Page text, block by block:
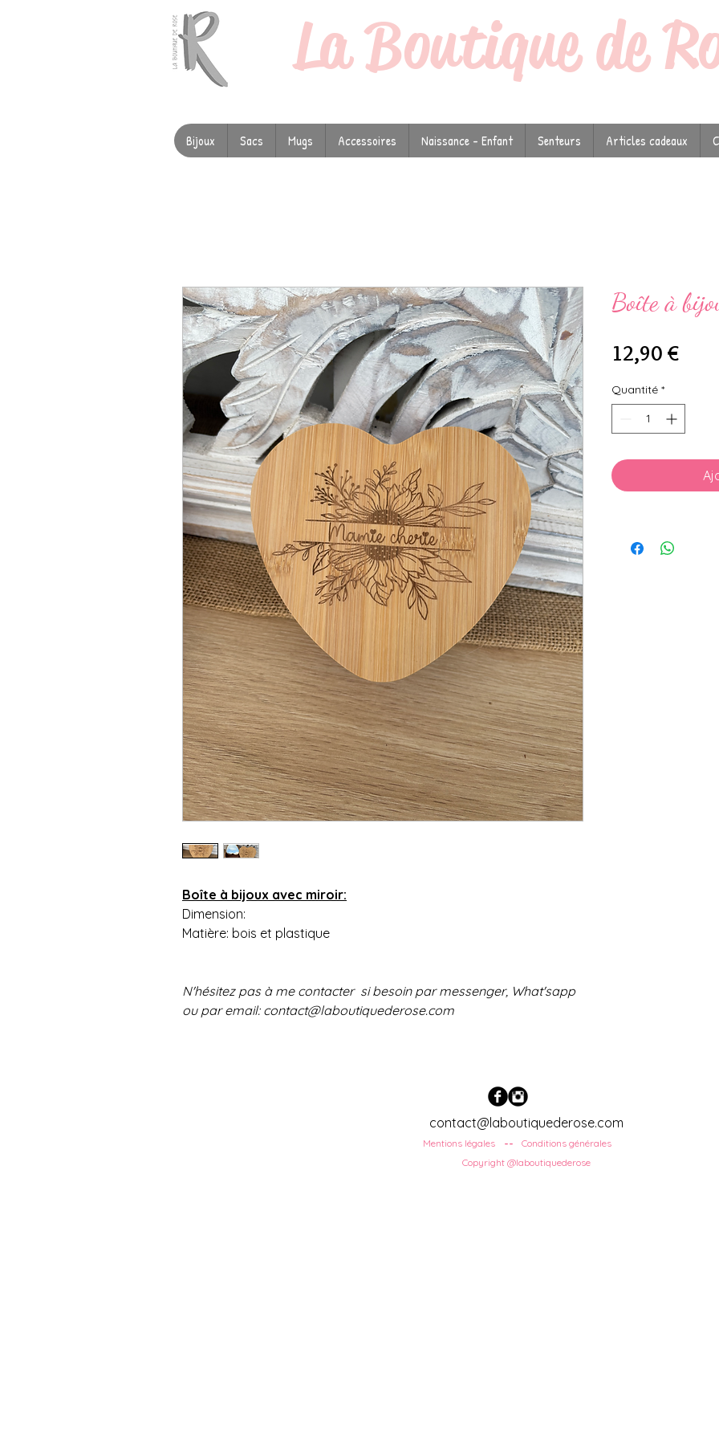
LaBoutique de
Bijoux Sacs Mugs Accessoires Naissance - Enfant Senteurs Articles cadeaux
Boîte à bijoux avec miroir:
Dimension:
Matière: bois et plastique
N'hésitez pas à me contacter si besoin par messenger, What'sapp
ou par email: contact@laboutiquederose.com
Boîte à
12,90 €Prix
Quantité *
contact@laboutiquederose.com
Mentions légales Conditions générales
--
Copyright @laboutiquederose